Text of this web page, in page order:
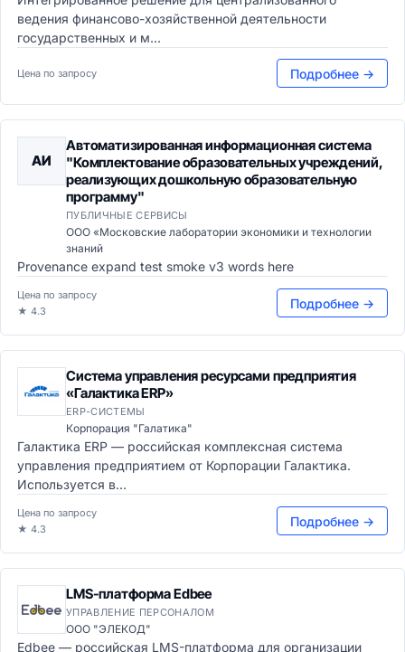
ведения финансово-хозяйственной деятельности
государственных и м...
Цена по запросу Подробнее →
АИ
Автоматизированная информационная система
"Комплектование образовательных учреждений,
реализующих дошкольную образовательную
программу"
ПУБЛИЧНЫЕ СЕРВИСЫ
ООО «Московские лаборатории экономики и технологии
знаний
Provenance expand test smoke v3 words here
Цена по запросу
★ 4.3
Подробнее →
Система управления ресурсами предприятия
«Галактика ERP»
ERP-СИСТЕМЫ
Корпорация "Галатика"
Галактика ERP — российская комплексная система
управления предприятием от Корпорации Галактика.
Используется в...
Цена по запросу
★ 4.3
Подробнее →
LMS-платформа Edbee
УПРАВЛЕНИЕ ПЕРСОНАЛОМ
ООО "ЭЛЕКОД"
Edbee — российская LMS-платформа для организации